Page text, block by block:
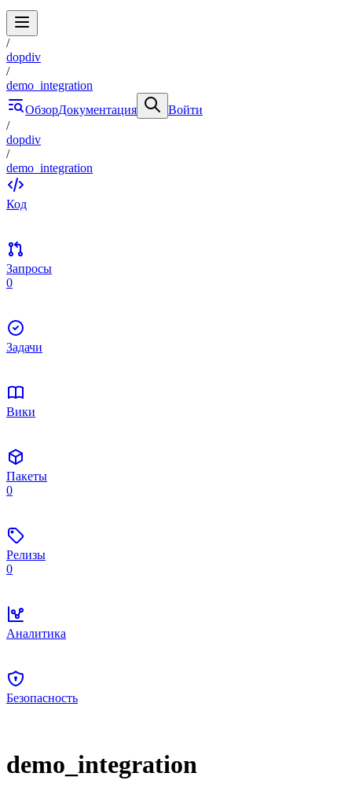
/
dopdiv
/
demo_integration
ОбзорДокументация
Войти
/
dopdiv
/
demo_integration
Код
Запросы
0
Задачи
Вики
Пакеты
0
Релизы
0
Аналитика
Безопасность
demo_integration